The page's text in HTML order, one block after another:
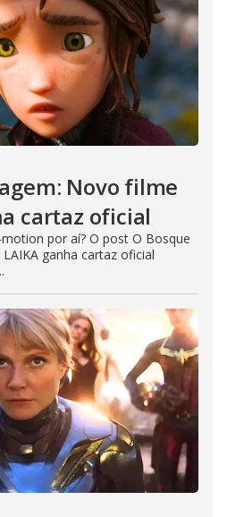
Novo filme
cartaz oficial
por aí? O post O Bosque
ganha cartaz oficial